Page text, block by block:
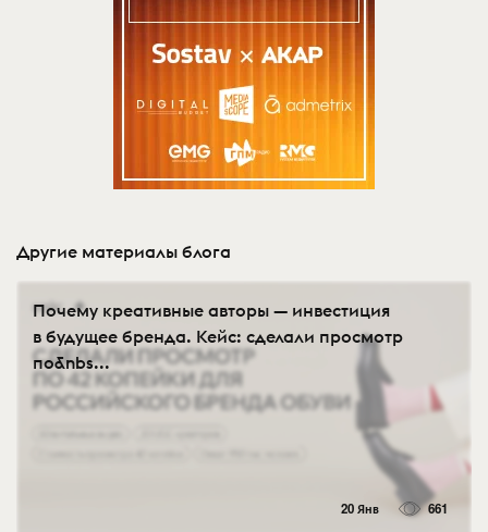
Другие материалы блога
Почему креативные авторы — инвестиция
в будущее бренда. Кейс: сделали просмотр
по&nbs...
20 Янв 661